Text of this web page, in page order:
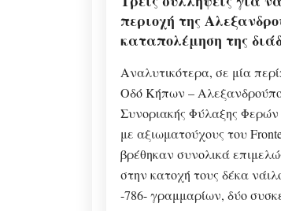
περιοχή της
καταπολέμηση της
Αναλυτικότερα, σε μία
Οδό Κήπων –
Συνοριακής Φύλαξης
με αξιωματούχους του
βρέθηκαν συνολικά
στην κατοχή τους δέκα
-786- γραμμαρίων, δύο